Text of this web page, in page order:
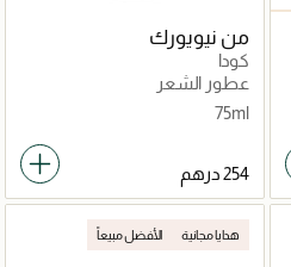
من نيويورك
كودا
عطور الشعر
75ml
هدايا مجانية الأفضل مبيعاً